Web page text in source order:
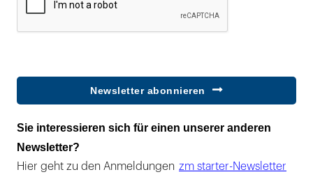
Newsletter abonnieren
Sie interessieren sich für einen unserer anderen
Newsletter?
Hier geht zu den Anmeldungen zm starter-Newsletter